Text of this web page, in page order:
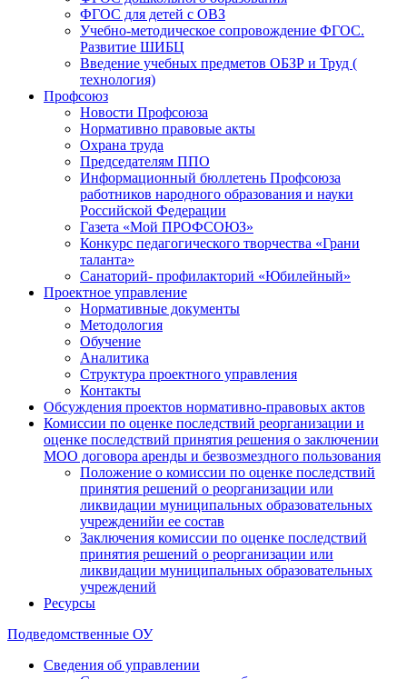
ФГОС для детей с ОВЗ
Учебно-методическое сопровождение ФГОС.
Развитие ШИБЦ
Введение учебных предметов ОБЗР и Труд (
технология)
Профсоюз
Новости Профсоюза
Нормативно правовые акты
Охрана труда
Председателям ППО
Информационный бюллетень Профсоюза
работников народного образования и науки
Российской Федерации
Газета «Мой ПРОФСОЮЗ»
Конкурс педагогического творчества «Грани
таланта»
Санаторий- профилакторий «Юбилейный»
Проектное управление
Нормативные документы
Методология
Обучение
Аналитика
Структура проектного управления
Контакты
Обсуждения проектов нормативно-правовых актов
Комиссии по оценке последствий реорганизации и
оценке последствий принятия решения о заключении
МОО договора аренды и безвозмездного пользования
Положение о комиссии по оценке последствий
принятия решений о реорганизации или
ликвидации муниципальных образовательных
учрежденийи ее состав
Заключения комиссии по оценке последствий
принятия решений о реорганизации или
ликвидации муниципальных образовательных
учреждений
Ресурсы
Подведомственные ОУ
Сведения об управлении